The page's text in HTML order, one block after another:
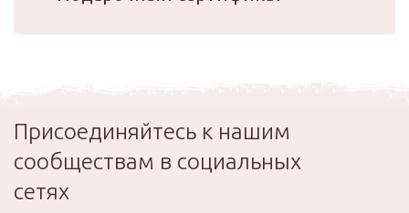
Присоединяйтесь к нашим
сообществам в социальных
сетях